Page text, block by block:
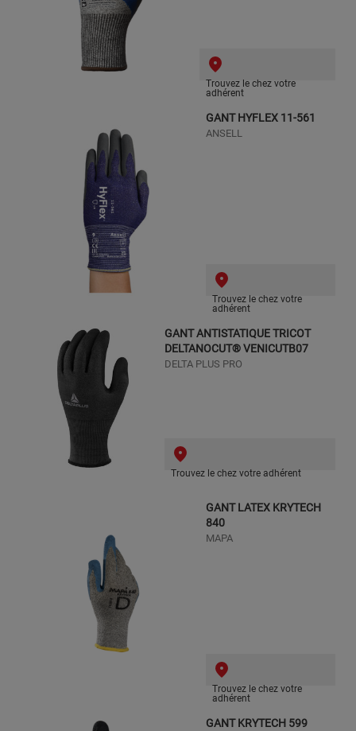
Trouvez le chez votre
adhérent
GANT HYFLEX 11-561
ANSELL
Trouvez le chez votre
adhérent
GANT ANTISTATIQUE TRICOT
DELTANOCUT® VENICUTB07
DELTA PLUS PRO
Trouvez le chez votre adhérent
GANT LATEX KRYTECH
840
MAPA
Trouvez le chez votre
adhérent
GANT KRYTECH 599